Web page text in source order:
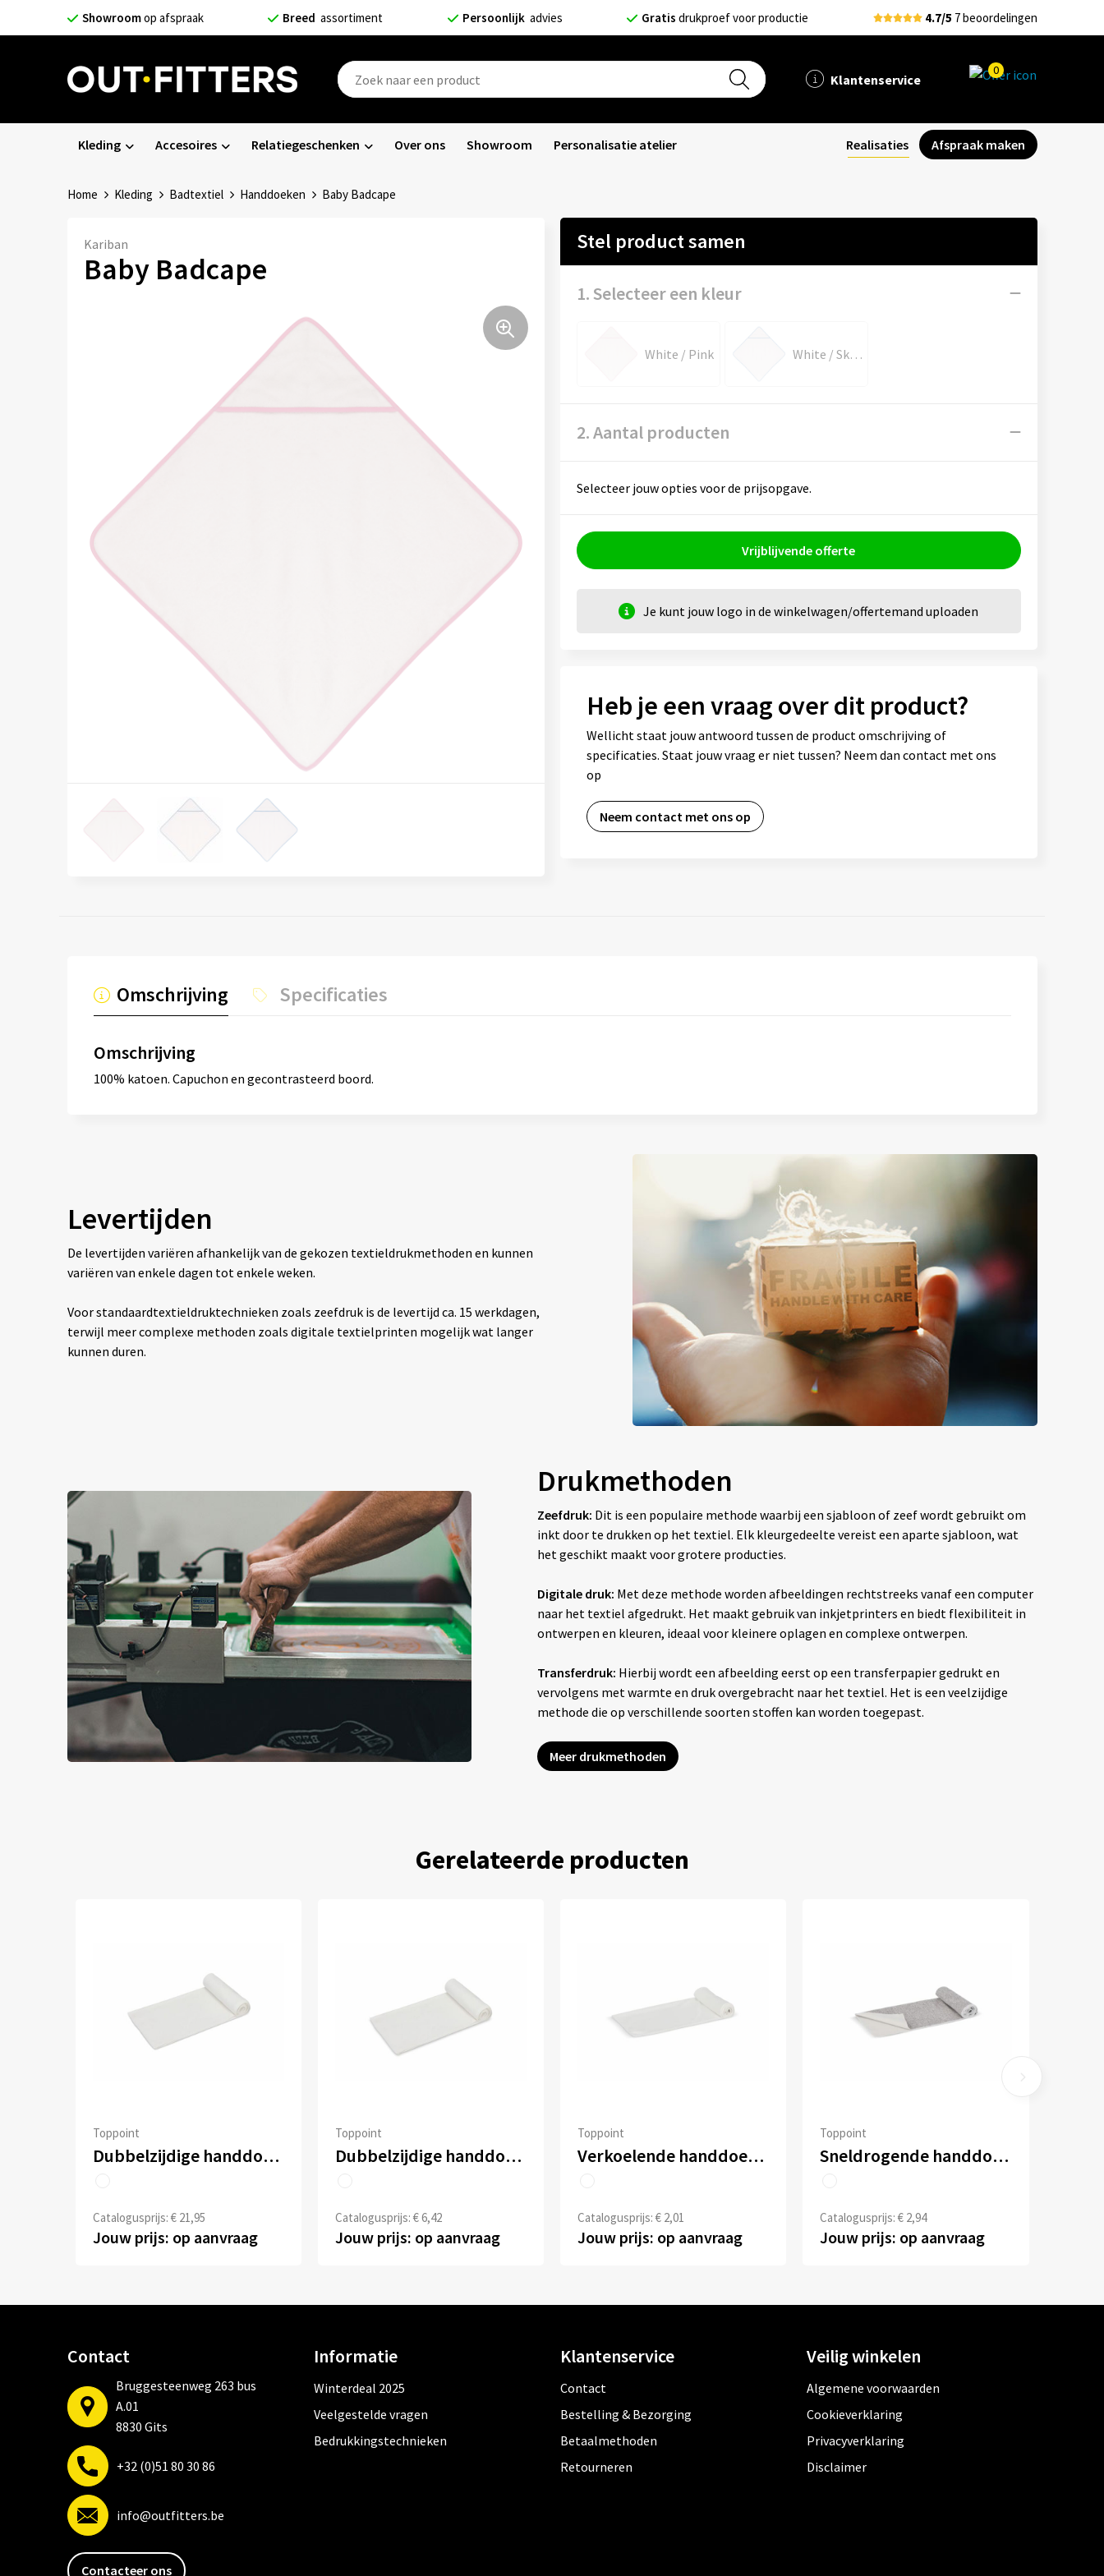
Showroomop afspraak Breed assortiment Persoonlijk advies Gratis drukproef voor productie 4.7/5 7 beoordelingen
Klantenservice
0
Kleding Accesoires Relatiegeschenken Over ons Showroom Personalisatie atelier Realisaties Afspraak maken
Home Kleding Badtextiel Handdoeken Baby Badcape
Kariban
Baby Badcape
Stel product samen
1. Selecteer een kleur
White / Pink White / Sky Blue
2. Aantal producten
Selecteer jouw opties voor de prijsopgave.
Vrijblijvende offerte
Je kunt jouw logo in de winkelwagen/offertemand uploaden
Heb je een vraag over dit product?
Wellicht staat jouw antwoord tussen de product omschrijving of
specificaties. Staat jouw vraag er niet tussen? Neem dan contact met ons
op
Neem contact met ons op
Omschrijving Specificaties
Omschrijving
100% katoen. Capuchon en gecontrasteerd boord.
Levertijden
De levertijden variëren afhankelijk van de gekozen textieldrukmethoden en kunnen
variëren van enkele dagen tot enkele weken.
Voor standaardtextieldruktechnieken zoals zeefdruk is de levertijd ca. 15 werkdagen,
terwijl meer complexe methoden zoals digitale textielprinten mogelijk wat langer
kunnen duren.
Drukmethoden
Zeefdruk: Dit is een populaire methode waarbij een sjabloon of zeef wordt gebruikt om
inkt door te drukken op het textiel. Elk kleurgedeelte vereist een aparte sjabloon, wat
het geschikt maakt voor grotere producties.
Digitale druk: Met deze methode worden afbeeldingen rechtstreeks vanaf een computer
naar het textiel afgedrukt. Het maakt gebruik van inkjetprinters en biedt flexibiliteit in
ontwerpen en kleuren, ideaal voor kleinere oplagen en complexe ontwerpen.
Transferdruk: Hierbij wordt een afbeelding eerst op een transferpapier gedrukt en
vervolgens met warmte en druk overgebracht naar het textiel. Het is een veelzijdige
methode die op verschillende soorten stoffen kan worden toegepast.
Meer drukmethoden
Gerelateerde producten
Toppoint
Dubbelzijdige handdoek sublimatie 100 x 180 cm 400 g/m²
Catalogusprijs: € 21,95
Jouw prijs: op aanvraag
Toppoint
Dubbelzijdige handdoek sublimatie 30 x 130 cm 400 g/m²
Catalogusprijs: € 6,42
Jouw prijs: op aanvraag
Toppoint
Verkoelende handdoek R-PET 30x80cm sublimatie
Catalogusprijs: € 2,01
Jouw prijs: op aanvraag
Toppoint
Sneldrogende handdoek R-PET 30 x 80 cm sublimatie
Catalogusprijs: € 2,94
Jouw prijs: op aanvraag
Contact
Bruggesteenweg 263 bus
A.01
8830 Gits
+32 (0)51 80 30 86
info@outfitters.be
Contacteer ons
Informatie
Winterdeal 2025
Veelgestelde vragen
Bedrukkingstechnieken
Klantenservice
Contact
Bestelling & Bezorging
Betaalmethoden
Retourneren
Veilig winkelen
Algemene voorwaarden
Cookieverklaring
Privacyverklaring
Disclaimer